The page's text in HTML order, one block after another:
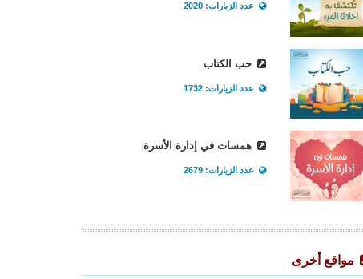
عدد الزيارات: 2020
حب الكتاب
عدد الزيارات: 1732
همسات في إدارة الأسرة
عدد الزيارات: 2679
مواقع أخرى